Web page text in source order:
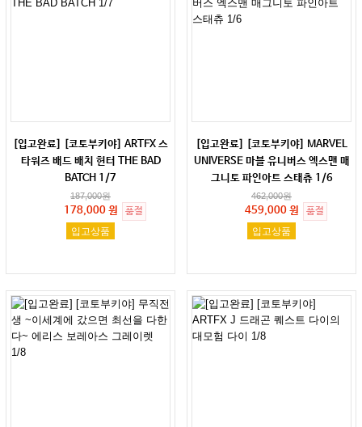
[입고완료] [코토부키야] ARTFX 스
타워즈 배드 배치 헌터 THE BAD
BATCH 1/7
187,000원
178,000 원
품절
입고상품
[입고완료] [코토부키야] MARVEL
UNIVERSE 마블 유니버스 엑스맨 매
그니토 파인아트 스태츄 1/6
462,000원
459,000 원
품절
입고상품